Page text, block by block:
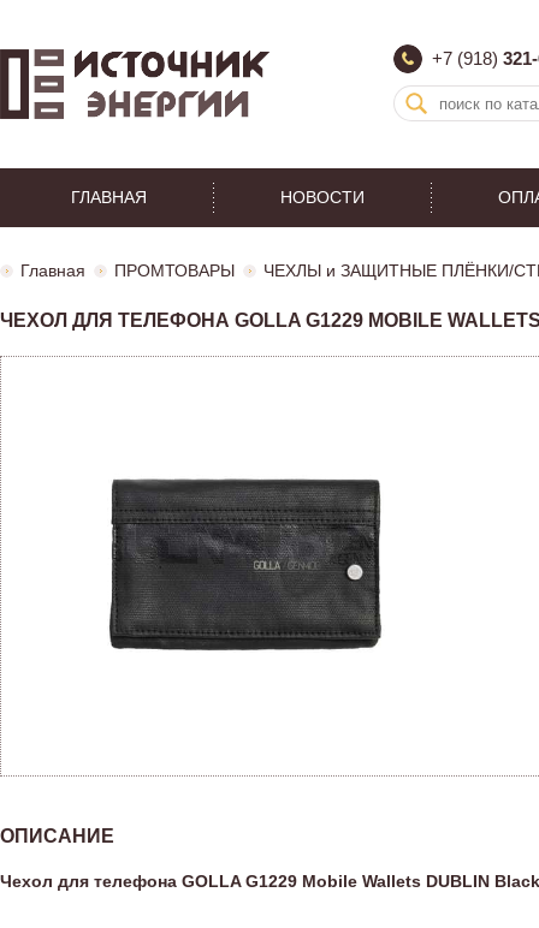
+7 (918)
ГЛАВНАЯ НОВОСТИ
Главная ПРОМТОВАРЫ ЧЕХЛЫ и ЗАЩИТНЫЕ ПЛЁНКИ/
ЧЕХОЛ ДЛЯ ТЕЛЕФОНА GOLLA G1229 MOBILE
ОПИСАНИЕ
Чехол для телефона GOLLA G1229 Mobile Wallets DUBLIN Black